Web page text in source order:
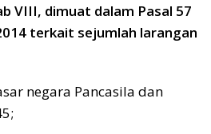
VIII, dimuat dalam Pasal 57
terkait sejumlah larangan
negara Pancasila dan